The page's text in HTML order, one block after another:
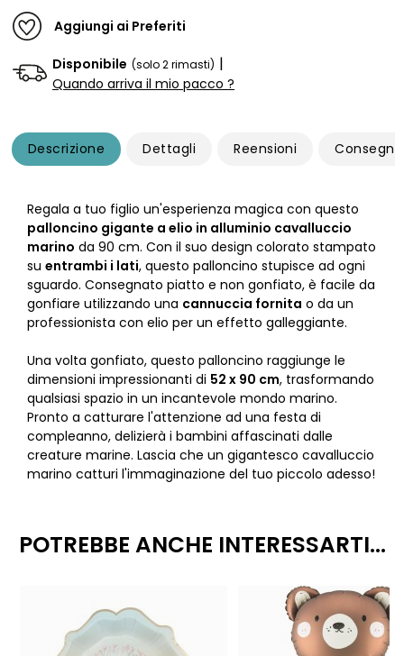
Aggiungi ai Preferiti
Disponibile (solo 2 rimasti) |
Quando arriva il mio pacco ?
Descrizione Dettagli Reensioni Consegna
Regala a tuo figlio un'esperienza magica con questo
palloncino gigante a elio in alluminio cavalluccio
marino da 90 cm. Con il suo design colorato stampato
su entrambi i lati, questo palloncino stupisce ad ogni
sguardo. Consegnato piatto e non gonfiato, è facile da
gonfiare utilizzando una cannuccia fornita o da un
professionista con elio per un effetto galleggiante.
Una volta gonfiato, questo palloncino raggiunge le
dimensioni impressionanti di 52 x 90 cm, trasformando
qualsiasi spazio in un incantevole mondo marino.
Pronto a catturare l'attenzione ad una festa di
compleanno, delizierà i bambini affascinati dalle
creature marine. Lascia che un gigantesco cavalluccio
marino catturi l'immaginazione del tuo piccolo adesso!
POTREBBE ANCHE INTERESSARTI...